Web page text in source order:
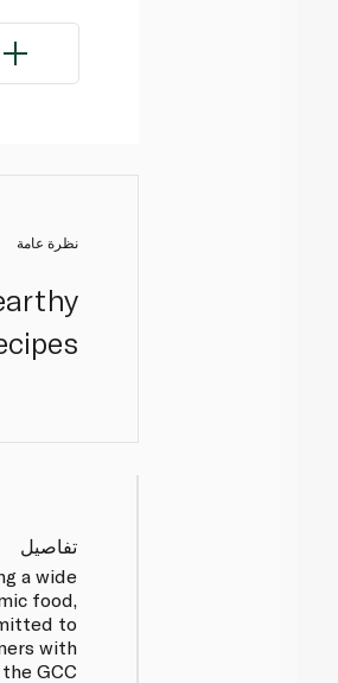
نظرة عامة
تفاصيل
a wide
food,
to
with
GCC.